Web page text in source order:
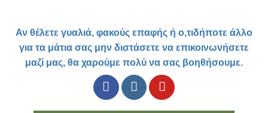
Αν θέλετε γυαλιά, φακούς επαφής ή ο,τιδήποτε άλλο
για τα μάτια σας μην διστάσετε να επικοινωνήσετε
μαζί μας, θα χαρούμε πολύ να σας βοηθήσουμε.